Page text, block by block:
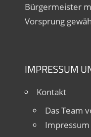
Bürgermeister
Vorsprung
IMPRESSUM
Kontakt
Das Team